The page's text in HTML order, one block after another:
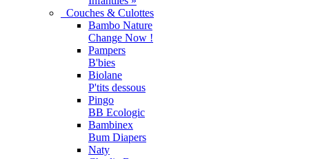
Couches & Culottes
Bambo Nature
Change Now !
Pampers
B'bies
Biolane
P'tits dessous
Pingo
BB Ecologic
Bambinex
Bum Diapers
Naty